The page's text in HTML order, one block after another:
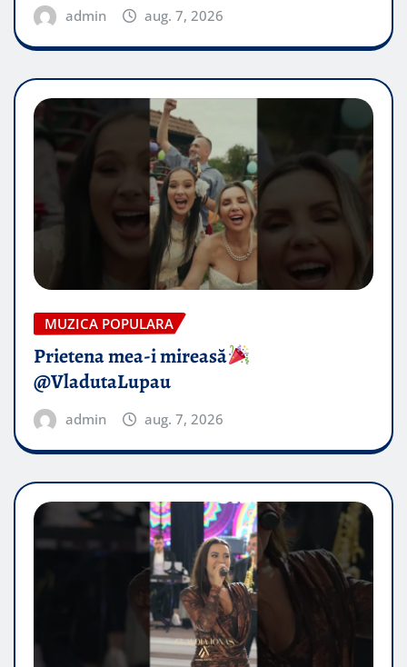
admin aug. 7, 2026
MUZICA POPULARA
Prietena mea-i mireasă​
@VladutaLupau
admin aug. 7, 2026